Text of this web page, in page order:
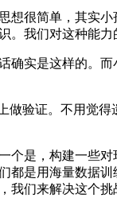
简单，其实
我们对这种能
是这样的。
证。不用觉
，构建一些对
是用海量数据
我们来解决这个挑